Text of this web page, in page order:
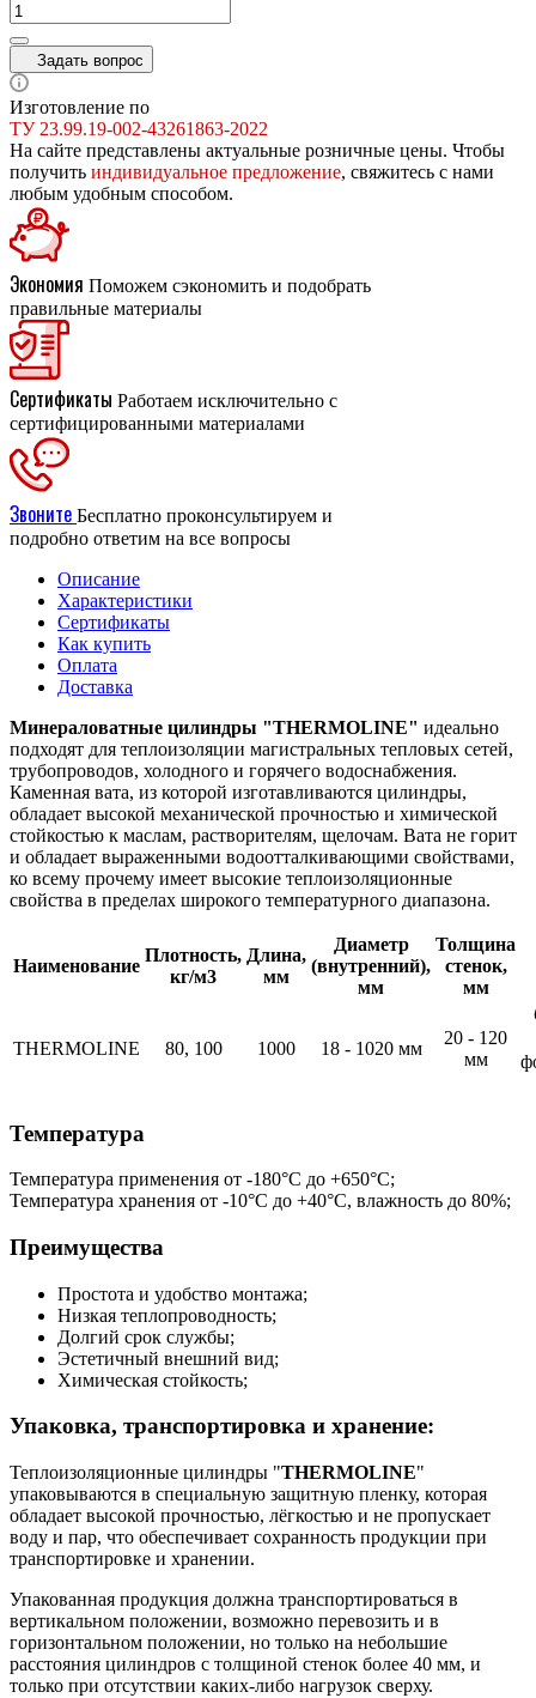
Задать вопрос
Изготовление по
ТУ 23.99.19-002-43261863-2022
На сайте представлены актуальные розничные цены. Чтобы
получить индивидуальное предложение, свяжитесь с нами
любым удобным способом.
Экономия Поможем сэкономить и подобрать
правильные материалы
Сертификаты Работаем исключительно с
сертифицированными материалами
Звоните Бесплатно проконсультируем и
подробно ответим на все вопросы
Описание
Характеристики
Сертификаты
Как купить
Оплата
Доставка
Минераловатные цилиндры "THERMOLINE" идеально
подходят для теплоизоляции магистральных тепловых сетей,
трубопроводов, холодного и горячего водоснабжения.
Каменная вата, из которой изготавливаются цилиндры,
обладает высокой механической прочностью и химической
стойкостью к маслам, растворителям, щелочам. Вата не горит
и обладает выраженными водоотталкивающими свойствами,
ко всему прочему имеет высокие теплоизоляционные
свойства в пределах широкого температурного диапазона.
Наименование
Плотность,
кг/м3
Длина,
мм
Диаметр
(внутренний),
мм
Толщина
стенок,
мм
THERMOLINE 80, 100 1000 18 - 1020 мм
20 - 120
мм
Температура
Температура применения от -180°С до +650°С;
Температура хранения от -10°С до +40°С, влажность до 80%;
Преимущества
Простота и удобство монтажа;
Низкая теплопроводность;
Долгий срок службы;
Эстетичный внешний вид;
Химическая стойкость;
Упаковка, транспортировка и хранение:
Теплоизоляционные цилиндры "THERMOLINE"
упаковываются в специальную защитную пленку, которая
обладает высокой прочностью, лёгкостью и не пропускает
воду и пар, что обеспечивает сохранность продукции при
транспортировке и хранении.
Упакованная продукция должна транспортироваться в
вертикальном положении, возможно перевозить и в
горизонтальном положении, но только на небольшие
расстояния цилиндров с толщиной стенок более 40 мм, и
только при отсутствии каких-либо нагрузок сверху.